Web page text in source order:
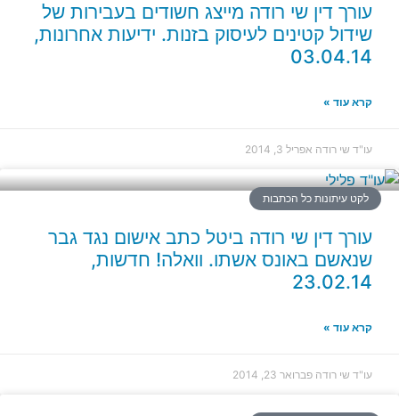
עורך דין שי רודה מייצג חשודים בעבירות של
שידול קטינים לעיסוק בזנות. ידיעות אחרונות,
03.04.14
קרא עוד »
עו"ד שי רודה אפריל 3, 2014
לקט עיתונות כל הכתבות
עורך דין שי רודה ביטל כתב אישום נגד גבר
שנאשם באונס אשתו. וואלה! חדשות,
23.02.14
קרא עוד »
עו"ד שי רודה פברואר 23, 2014